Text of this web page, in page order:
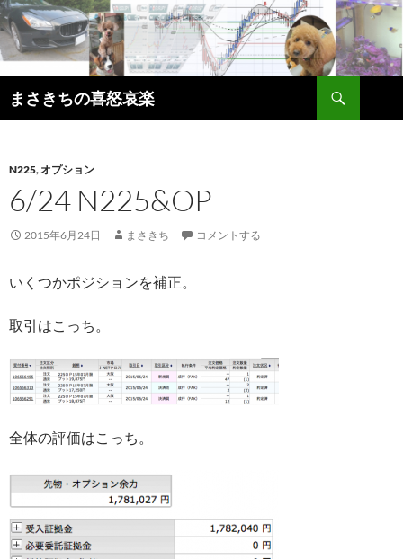
コ
ン
テ
ン
ツ
へ
プ
まさきちの喜怒哀楽
索
N225,オプション
6/24 N225&OP
2015年6月24日 まさきち コメントする
いくつかポジションを補正。
取引はこっち。
全体の評価はこっち。